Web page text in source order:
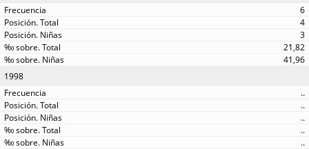
6
4
3
21,82
41,96
1998
..
..
..
..
..